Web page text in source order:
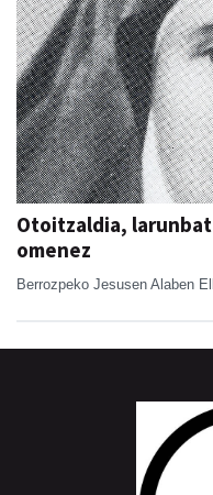
Otoitzaldia,
omenez
Berrozpeko Jesusen Alaben